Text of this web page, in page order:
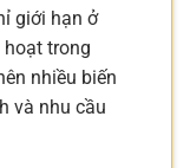
giới hạn ở
trong
nhiều biến
và nhu cầu